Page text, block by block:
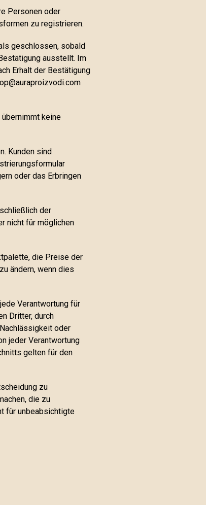
Personen oder
zu registrieren.
geschlossen, sobald
ausstellt. Im
Erhalt der Bestätigung
keine
Kunden sind
oder das Erbringen
der
nicht für möglichen
die Preise der
ändern, wenn dies
Verantwortung für
Dritter, durch
oder
jeder Verantwortung
gelten für den
zu
die zu
für unbeabsichtigte